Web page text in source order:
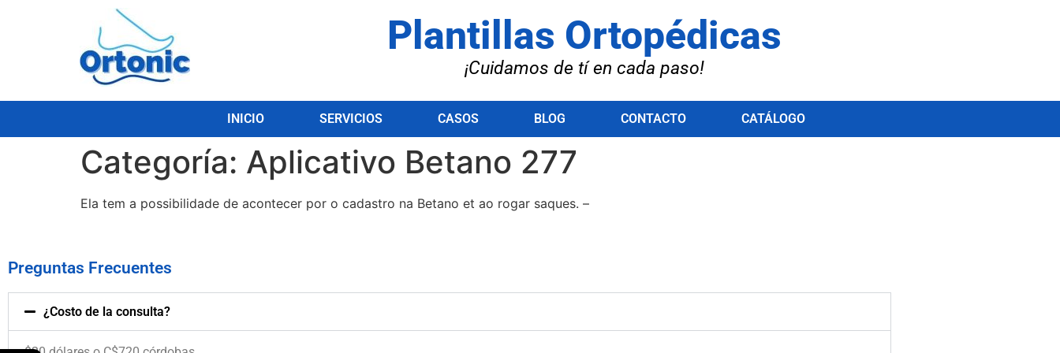
Plantillas Ortopédicas
¡Cuidamos de tí en cada paso!
INICIO SERVICIOS CASOS BLOG CONTACTO CATÁLOGO
Categoría: Aplicativo Betano 277
Ela tem a possibilidade de acontecer por o cadastro na Betano et ao rogar saques. –
Preguntas Frecuentes
¿Costo de la consulta?